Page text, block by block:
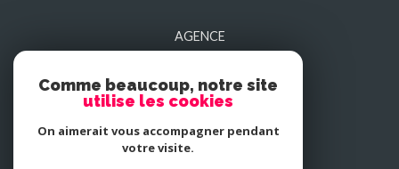
AGENCE
CHARLEVILLE-MEZIERES
Comme beaucoup, notre site
utilise les cookies
On aimerait vous accompagner pendant
votre visite.